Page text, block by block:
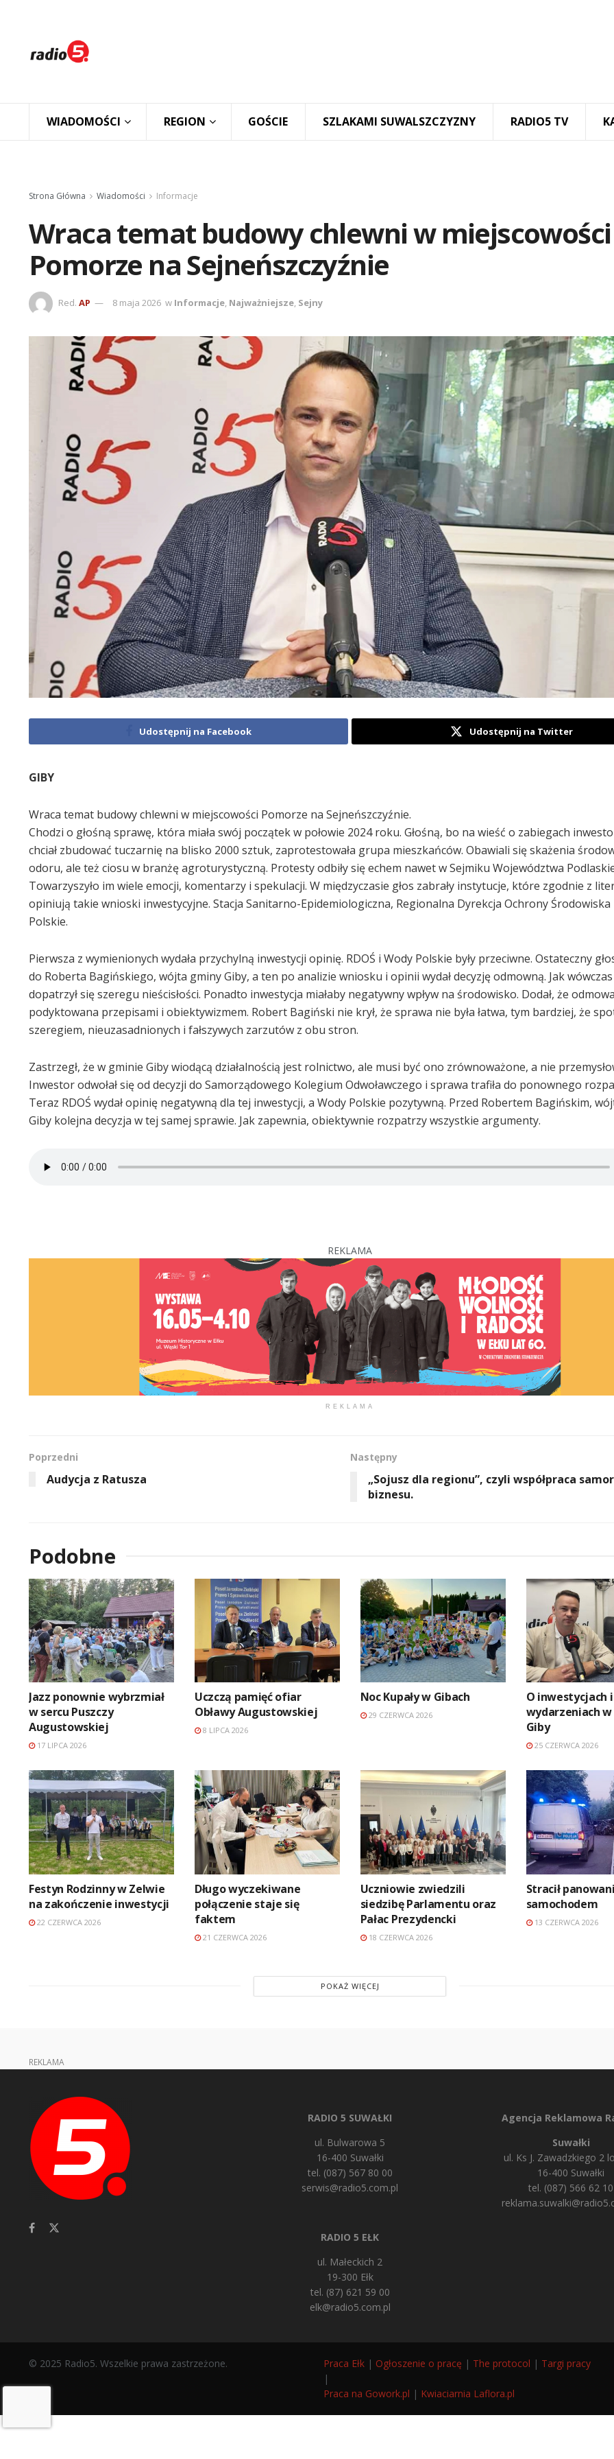
WIADOMOŚCI REGION GOŚCIE SZLAKAMI SUWALSZCZYZNY RADIO5 TV
Strona Główna Wiadomości Informacje
Wraca temat budowy chlewni w miejscowości
Pomorze na Sejneńszczyźnie
Red. AP 8 maja 2026 w Informacje, Najważniejsze, Sejny
Udostępnij na Facebook Udostępnij na Twitter
GIBY
Wraca temat budowy chlewni w miejscowości Pomorze na Sejneńszczyźnie.
Chodzi o głośną sprawę, która miała swój początek w połowie 2024 roku. Głośną, bo na wieść o zabiegach
chciał zbudować tuczarnię na blisko 2000 sztuk, zaprotestowała grupa mieszkańców. Obawiali się skażenia
odoru, ale też ciosu w branżę agroturystyczną. Protesty odbiły się echem nawet w Sejmiku Województwa
Towarzyszyło im wiele emocji, komentarzy i spekulacji. W międzyczasie głos zabrały instytucje, które zgodnie z
opiniują takie wnioski inwestycyjne. Stacja Sanitarno-Epidemiologiczna, Regionalna Dyrekcja Ochrony Środowiska
Polskie.
Pierwsza z wymienionych wydała przychylną inwestycji opinię. RDOŚ i Wody Polskie były przeciwne. Ostateczny
do Roberta Bagińskiego, wójta gminy Giby, a ten po analizie wniosku i opinii wydał decyzję odmowną. Jak wówczas
dopatrzył się szeregu nieścisłości. Ponadto inwestycja miałaby negatywny wpływ na środowisko. Dodał, że
podyktowana przepisami i obiektywizmem. Robert Bagiński nie krył, że sprawa nie była łatwa, tym bardziej, że
szeregiem, nieuzasadnionych i fałszywych zarzutów z obu stron.
Zastrzegł, że w gminie Giby wiodącą działalnością jest rolnictwo, ale musi być ono zrównoważone, a nie
Inwestor odwołał się od decyzji do Samorządowego Kolegium Odwoławczego i sprawa trafiła do ponownego
Teraz RDOŚ wydał opinię negatywną dla tej inwestycji, a Wody Polskie pozytywną. Przed Robertem Bagińskim,
Giby kolejna decyzja w tej samej sprawie. Jak zapewnia, obiektywnie rozpatrzy wszystkie argumenty.
REKLAMA
REKLAMA
Poprzedni
Audycja z Ratusza
Następny
„Sojusz dla regionu”, czyli współpraca
biznesu.
Podobne
Jazz ponownie wybrzmiał
w sercu Puszczy
Augustowskiej
17 LIPCA 2026
Uczczą pamięć ofiar
Obławy Augustowskiej
8 LIPCA 2026
Noc Kupały w Gibach
29 CZERWCA 2026
O inwestycjach i
wydarzeniach
Giby
25 CZERWCA 2026
Festyn Rodzinny w Zelwie
na zakończenie inwestycji
22 CZERWCA 2026
Długo wyczekiwane
połączenie staje się
faktem
21 CZERWCA 2026
Uczniowie zwiedzili
siedzibę Parlamentu oraz
Pałac Prezydencki
18 CZERWCA 2026
Stracił
samochodem
13 CZERWCA 2026
POKAŻ WIĘCEJ
REKLAMA
RADIO 5 SUWAŁKI
ul. Bulwarowa 5
16-400 Suwałki
tel. (087) 567 80 00
serwis@radio5.com.pl
RADIO 5 EŁK
ul. Małeckich 2
19-300 Ełk
tel. (87) 621 59 00
elk@radio5.com.pl
Agencja Reklamowa
Suwałki
ul. Ks J. Zawadzkiego 2
16-400 Suwałki
tel. (087) 566 62 10
© 2025 Radio5. Wszelkie prawa zastrzeżone. Praca Ełk | Ogłoszenie o pracę | The protocol | Targi pracy
|
Praca na Gowork.pl | Kwiaciarnia Laflora.pl